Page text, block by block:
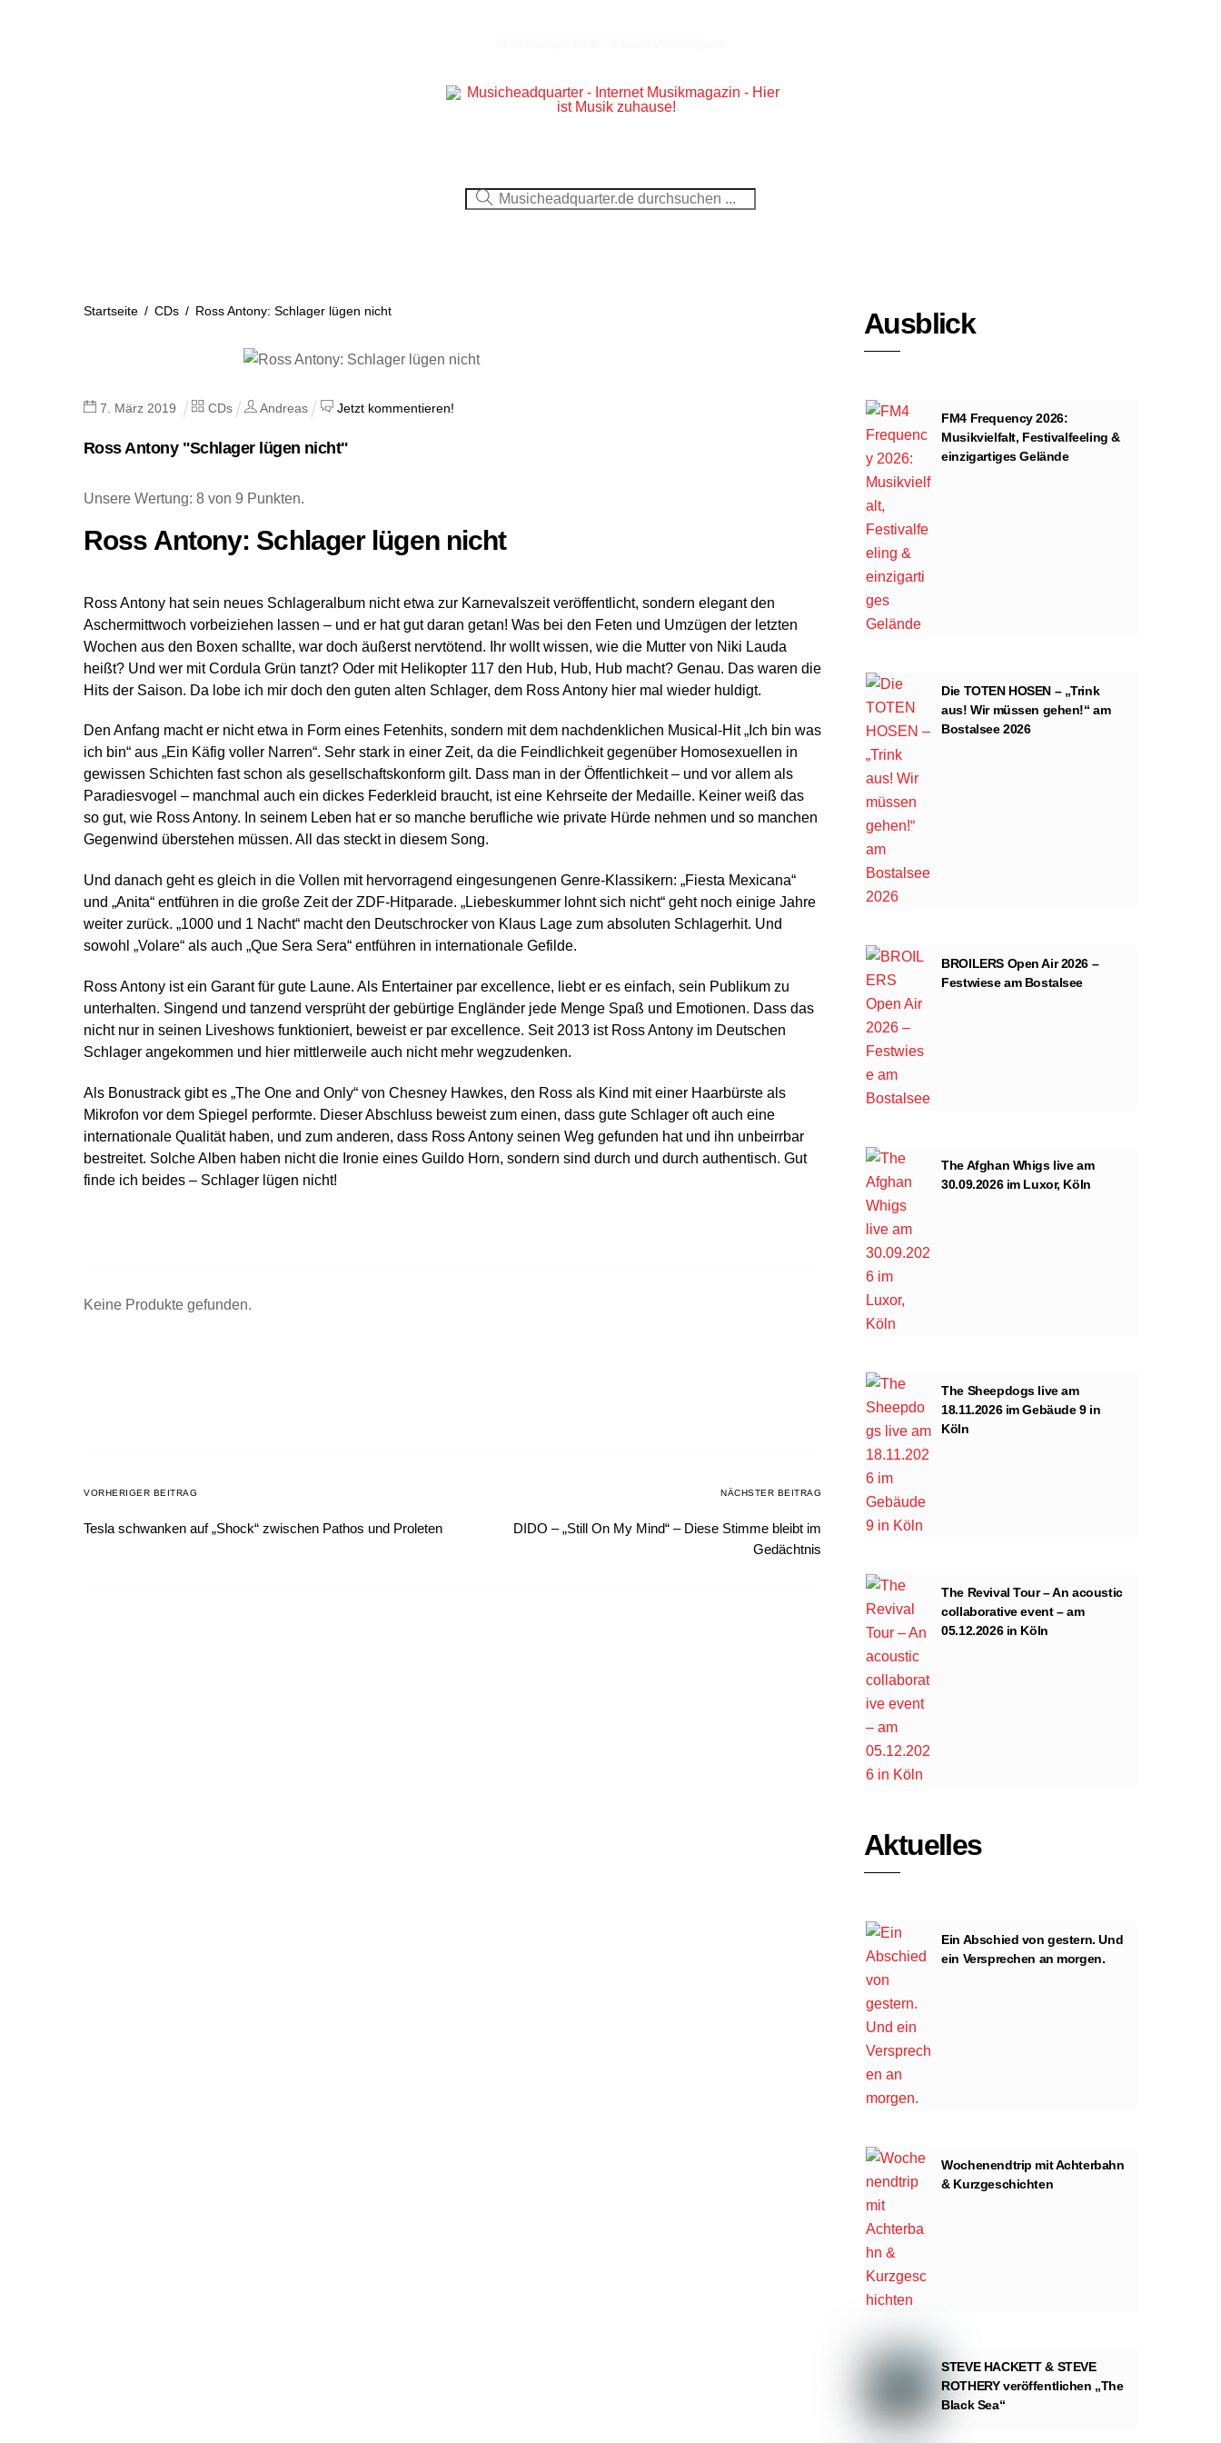
Startseite / CDs / Ross Antony: Schlager lügen nicht
7 März 2019 CDs Andreas Jetzt kommentieren!
Ross Antony "Schlager lügen nicht"
Unsere Wertung: 8 von 9 Punkten.
Ross Antony: Schlager lügen nicht
Ross Antony hat sein neues Schlageralbum nicht etwa zur Karnevalszeit veröffentlicht, sondern elegant den
Aschermittwoch vorbeiziehen lassen – und er hat gut daran getan! Was bei den Feten und Umzügen der letzten
Wochen aus den Boxen schallte, war doch äußerst nervtötend. Ihr wollt wissen, wie die Mutter von Niki Lauda
heißt? Und wer mit Cordula Grün tanzt? Oder mit Helikopter 117 den Hub, Hub, Hub macht? Genau. Das waren die
Hits der Saison. Da lobe ich mir doch den guten alten Schlager, dem Ross Antony hier mal wieder huldigt.
Den Anfang macht er nicht etwa in Form eines Fetenhits, sondern mit dem nachdenklichen Musical-Hit „Ich bin was
ich bin“ aus „Ein Käfig voller Narren“. Sehr stark in einer Zeit, da die Feindlichkeit gegenüber Homosexuellen in
gewissen Schichten fast schon als gesellschaftskonform gilt. Dass man in der Öffentlichkeit – und vor allem als
Paradiesvogel – manchmal auch ein dickes Federkleid braucht, ist eine Kehrseite der Medaille. Keiner weiß das
so gut, wie Ross Antony. In seinem Leben hat er so manche berufliche wie private Hürde nehmen und so manchen
Gegenwind überstehen müssen. All das steckt in diesem Song.
Und danach geht es gleich in die Vollen mit hervorragend eingesungenen Genre-Klassikern: „Fiesta Mexicana“
und „Anita“ entführen in die große Zeit der ZDF-Hitparade. „Liebeskummer lohnt sich nicht“ geht noch einige Jahre
weiter zurück. „1000 und 1 Nacht“ macht den Deutschrocker von Klaus Lage zum absoluten Schlagerhit. Und
sowohl „Volare“ als auch „Que Sera Sera“ entführen in internationale Gefilde.
Ross Antony ist ein Garant für gute Laune. Als Entertainer par excellence, liebt er es einfach, sein Publikum zu
unterhalten. Singend und tanzend versprüht der gebürtige Engländer jede Menge Spaß und Emotionen. Dass das
nicht nur in seinen Liveshows funktioniert, beweist er par excellence. Seit 2013 ist Ross Antony im Deutschen
Schlager angekommen und hier mittlerweile auch nicht mehr wegzudenken.
Als Bonustrack gibt es „The One and Only“ von Chesney Hawkes, den Ross als Kind mit einer Haarbürste als
Mikrofon vor dem Spiegel performte. Dieser Abschluss beweist zum einen, dass gute Schlager oft auch eine
internationale Qualität haben, und zum anderen, dass Ross Antony seinen Weg gefunden hat und ihn unbeirrbar
bestreitet. Solche Alben haben nicht die Ironie eines Guildo Horn, sondern sind durch und durch authentisch. Gut
finde ich beides – Schlager lügen nicht!
Keine Produkte gefunden.
VORHERIGER BEITRAG
Tesla schwanken auf „Shock“ zwischen Pathos und Proleten
NÄCHSTER BEITRAG
DIDO – „Still On My Mind“ – Diese Stimme bleibt im
Gedächtnis
Ausblick
FM4 Frequency 2026:
Musikvielfalt, Festivalfeeling &
einzigartiges Gelände
Die TOTEN HOSEN – „Trink
aus! Wir müssen gehen!“ am
Bostalsee 2026
BROILERS Open Air 2026 –
Festwiese am Bostalsee
The Afghan Whigs live am
30.09.2026 im Luxor, Köln
The Sheepdogs live am
18.11.2026 im Gebäude 9 in
Köln
The Revival Tour – An acoustic
collaborative event – am
05.12.2026 in Köln
Aktuelles
Ein Abschied von gestern. Und
ein Versprechen an morgen.
Wochenendtrip mit Achterbahn
& Kurzgeschichten
STEVE HACKETT & STEVE
ROTHERY veröffentlichen „The
Black Sea“